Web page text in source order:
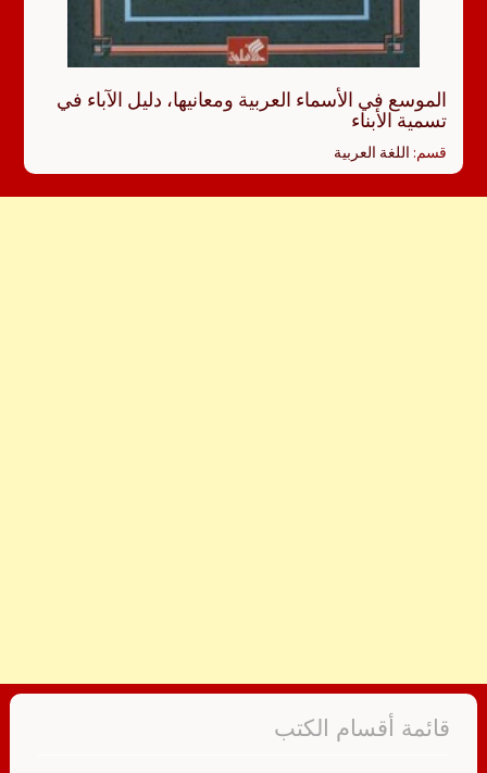
الموسع في الأسماء العربية ومعانيها، دليل الآباء في
تسمية الأبناء
قسم: اللغة العربية
قائمة أقسام الكتب